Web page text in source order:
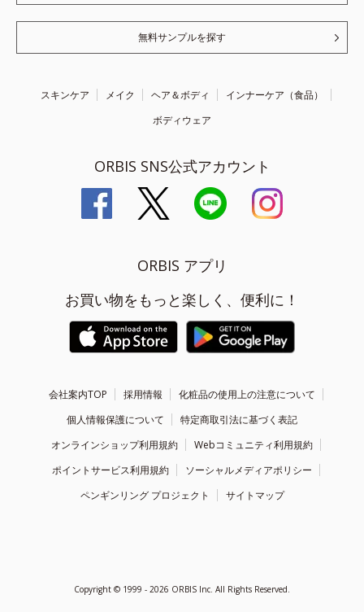
無料サンプルを探す
スキンケア メイク ヘア＆ボディ
インナーケア（食品）
ボディウェア
ORBIS SNS公式アカウント
ORBIS アプリ
お買い物をもっと楽しく、便利に！
会社案内TOP 採用情報
化粧品の使用上の注意について
個人情報保護について
特定商取引法に基づく表記
オンラインショップ利用規約
Webコミュニティ利用規約
ポイントサービス利用規約
ソーシャルメディアポリシー
ペンギンリング プロジェクト
サイトマップ
Copyright © 1999 - 2026 ORBIS Inc. All Rights Reserved.